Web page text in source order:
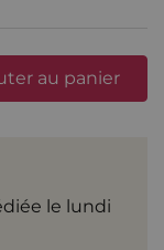
au panier
le lundi